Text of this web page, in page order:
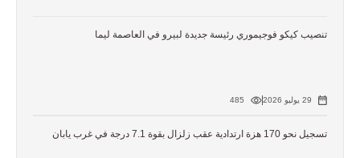
تنصيب كيكو فوجيموري رئيسة جديدة لبيرو في العاصمة ليما
29 يوليو 2026 485
تسجيل نحو 170 هزة ارتدادية عقب زلزال بقوة 7.1 درجة في غرب يابان